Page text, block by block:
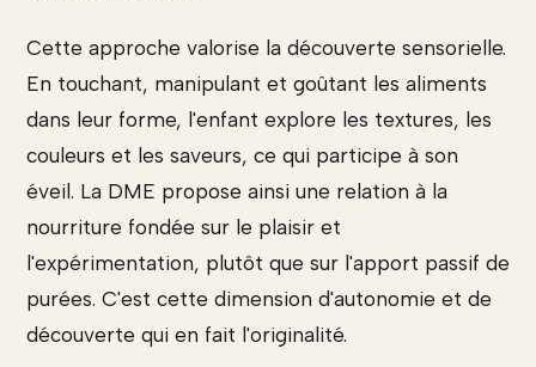
Cette approche valorise la découverte sensorielle.
En touchant, manipulant et goûtant les aliments
dans leur forme, l'enfant explore les textures, les
couleurs et les saveurs, ce qui participe à son
éveil. La DME propose ainsi une relation à la
nourriture fondée sur le plaisir et
l'expérimentation, plutôt que sur l'apport passif de
purées. C'est cette dimension d'autonomie et de
découverte qui en fait l'originalité.